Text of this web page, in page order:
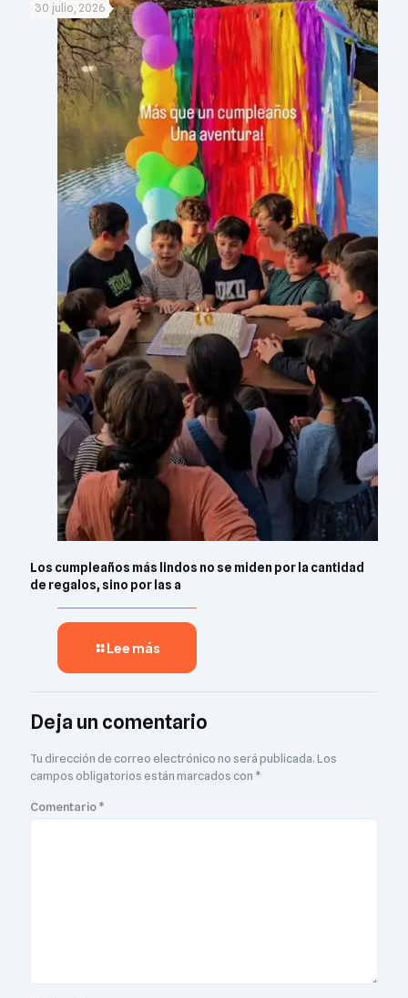
30 julio, 2026
Los cumpleaños más lindos no se miden por la cantidad
de regalos, sino por las a
Lee más
Deja un comentario
Tu dirección de correo electrónico no será publicada.Los
campos obligatorios están marcados con *
Comentario*